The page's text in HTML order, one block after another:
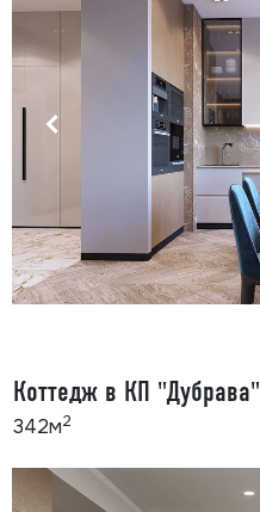
342м2
Коттедж в КП "Дубрава"